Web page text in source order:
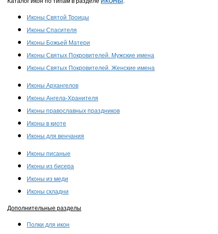
Иконы Святой Троицы
Иконы Спасителя
Иконы Божьей Матери
Иконы Святых Покровителей. Мужские имена
Иконы Святых Покровителей. Женские имена
Иконы Архангелов
Иконы Ангела-Хранителя
Иконы православных праздников
Иконы в киоте
Иконы для венчания
Иконы писаные
Иконы из бисера
Иконы из меди
Иконы складни
Дополнительные разделы
Полки для икон